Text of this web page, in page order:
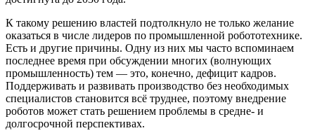
К такому решению властей подтолкнуло не только желание
оказаться в числе лидеров по промышленной робототехнике.
Есть и другие причины. Одну из них мы часто вспоминаем
последнее время при обсуждении многих (волнующих
промышленность) тем — это, конечно, дефицит кадров.
Поддерживать и развивать производство без необходимых
специалистов становится всё труднее, поэтому внедрение
роботов может стать решением проблемы в средне- и
долгосрочной перспективах.